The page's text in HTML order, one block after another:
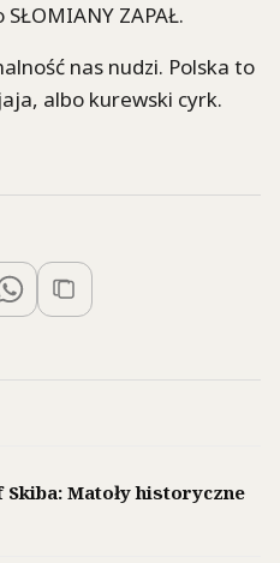
ZAPAŁ.
nas nudzi. Polska to
albo kurewski cyrk.
Matoły historyczne